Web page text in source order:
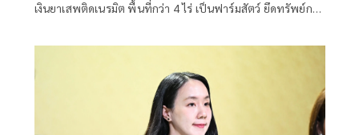
เงินยาเสพติดเนรมิต พื้นที่กว่า 4 ไร่ เป็นฟาร์มสัตว์ ยึดทรัพย์กว่า